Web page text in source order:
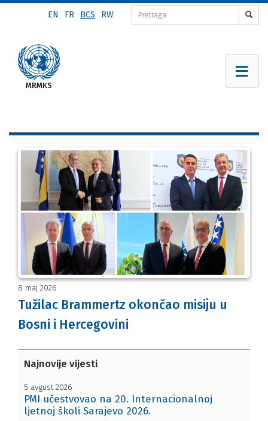
content
EN FR BCS RW
8 maj 2026
Tužilac Brammertz okončao misiju u
Bosni i Hercegovini
Najnovije vijesti
5 avgust 2026
PMI učestvovao na 20. Internacionalnoj
ljetnoj školi Sarajevo 2026.